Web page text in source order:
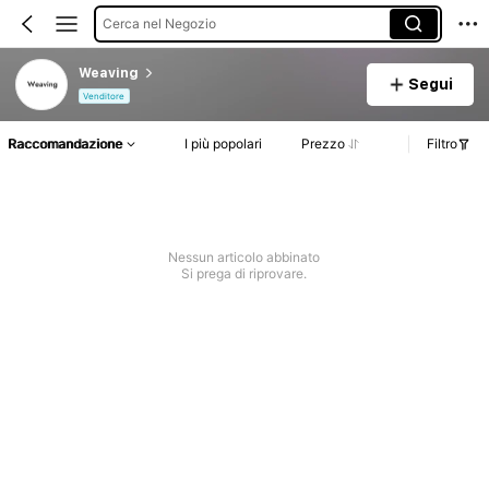
Cerca nel Negozio
Weaving
Venditore
Segui
Raccomandazione I più popolari Prezzo Filtro
Nessun articolo abbinato
Si prega di riprovare.